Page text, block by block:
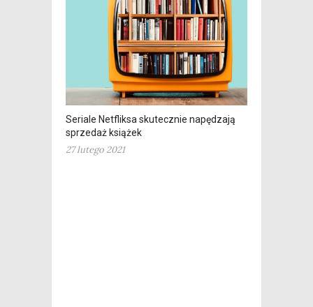
Seriale Netfliksa skutecznie napędzają
sprzedaż książek
27 lutego 2021